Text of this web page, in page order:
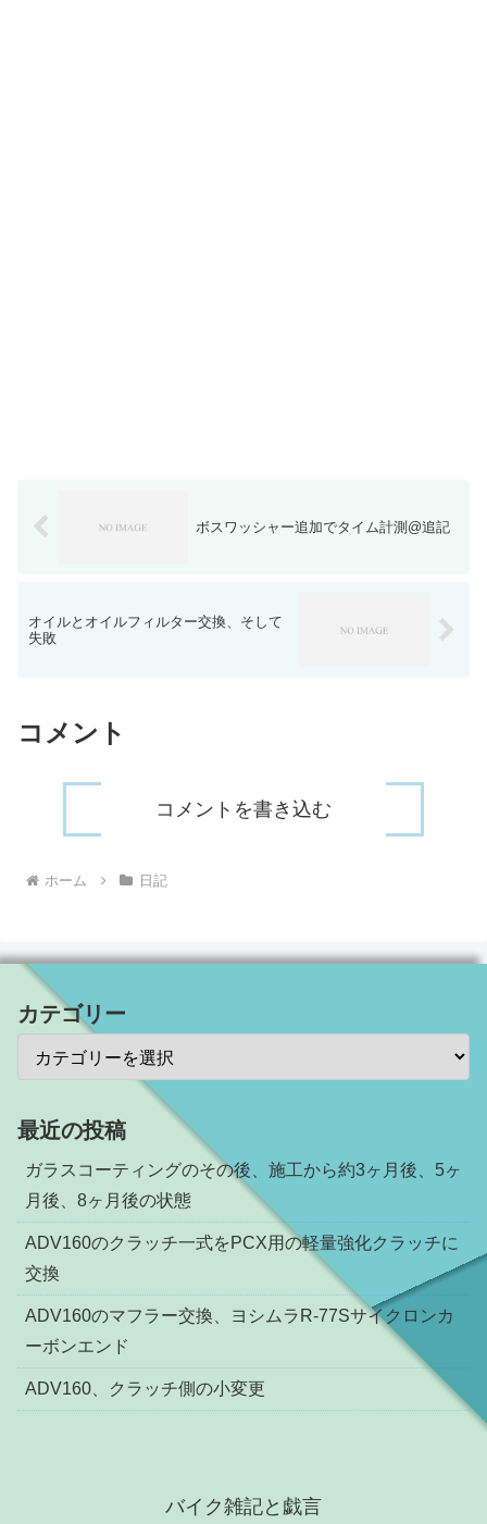
ボスワッシャー追加でタイム計測@追記
オイルとオイルフィルター交換、そして
失敗
コメント
コメントを書き込む
ホーム 日記
カテゴリー
最近の投稿
ガラスコーティングのその後、施工から約3ヶ月後、5ヶ
月後、8ヶ月後の状態
ADV160のクラッチ一式をPCX用の軽量強化クラッチに
交換
ADV160のマフラー交換、ヨシムラR-77Sサイクロンカ
ーボンエンド
ADV160、クラッチ側の小変更
バイク雑記と戯言